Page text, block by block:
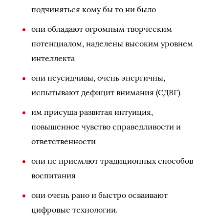
подчиняться кому бы то ни было
они обладают огромным творческим
потенциалом, наделены высоким уровнем
интеллекта
они неусидчивы, очень энергичны,
испытывают дефицит внимания (СДВГ)
им присуща развитая интуиция,
повышенное чувство справедливости и
ответственности
они не приемлют традиционных способов
воспитания
они очень рано и быстро осваивают
цифровые технологии.